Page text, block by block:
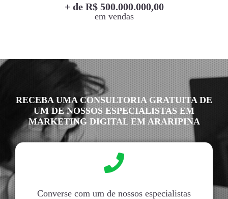
+ de R$ 500.000.000,00
em vendas
RECEBA UMA CONSULTORIA GRATUITA DE
UM DE NOSSOS ESPECIALISTAS EM
MARKETING DIGITAL EM ARARIPINA
Converse com um de nossos especialistas